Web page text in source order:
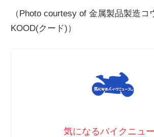
（Photo courtesy of 金属製品製造コ
KOOD(クード)）
気になるバイクニュ